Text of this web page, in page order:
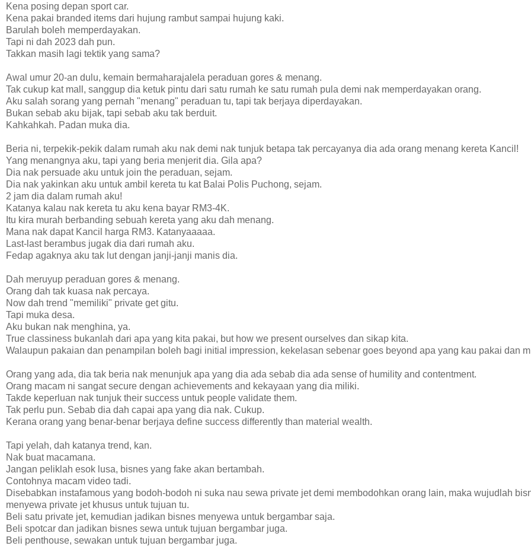
Kena posing depan sport car.
Kena pakai branded items dari hujung rambut sampai hujung kaki.
Barulah boleh memperdayakan.
Tapi ni dah 2023 dah pun.
Takkan masih lagi tektik yang sama?
Awal umur 20-an dulu, kemain bermaharajalela peraduan gores & menang.
Tak cukup kat mall, sanggup dia ketuk pintu dari satu rumah ke satu rumah pula demi nak memperdayakan orang.
Aku salah sorang yang pernah "menang" peraduan tu, tapi tak berjaya diperdayakan.
Bukan sebab aku bijak, tapi sebab aku tak berduit.
Kahkahkah. Padan muka dia.
Beria ni, terpekik-pekik dalam rumah aku nak demi nak tunjuk betapa tak percayanya dia ada orang menang kereta Kancil!
Yang menangnya aku, tapi yang beria menjerit dia. Gila apa?
Dia nak persuade aku untuk join the peraduan, sejam.
Dia nak yakinkan aku untuk ambil kereta tu kat Balai Polis Puchong, sejam.
2 jam dia dalam rumah aku!
Katanya kalau nak kereta tu aku kena bayar RM3-4K.
Itu kira murah berbanding sebuah kereta yang aku dah menang.
Mana nak dapat Kancil harga RM3. Katanyaaaaa.
Last-last berambus jugak dia dari rumah aku.
Fedap agaknya aku tak lut dengan janji-janji manis dia.
Dah meruyup peraduan gores & menang.
Orang dah tak kuasa nak percaya.
Now dah trend "memiliki" private get gitu.
Tapi muka desa.
Aku bukan nak menghina, ya.
True classiness bukanlah dari apa yang kita pakai, but how we present ourselves dan sikap kita.
Walaupun pakaian dan penampilan boleh bagi initial impression, kekelasan sebenar goes beyond apa yang kau pakai dan
Orang yang ada, dia tak beria nak menunjuk apa yang dia ada sebab dia ada sense of humility and contentment.
Orang macam ni sangat secure dengan achievements and kekayaan yang dia miliki.
Takde keperluan nak tunjuk their success untuk people validate them.
Tak perlu pun. Sebab dia dah capai apa yang dia nak. Cukup.
Kerana orang yang benar-benar berjaya define success differently than material wealth.
Tapi yelah, dah katanya trend, kan.
Nak buat macamana.
Jangan peliklah esok lusa, bisnes yang fake akan bertambah.
Contohnya macam video tadi.
Disebabkan instafamous yang bodoh-bodoh ni suka nau sewa private jet demi membodohkan orang lain, maka wujudlah
menyewa private jet khusus untuk tujuan tu.
Beli satu private jet, kemudian jadikan bisnes menyewa untuk bergambar saja.
Beli spotcar dan jadikan bisnes sewa untuk tujuan bergambar juga.
Beli penthouse, sewakan untuk tujuan bergambar juga.